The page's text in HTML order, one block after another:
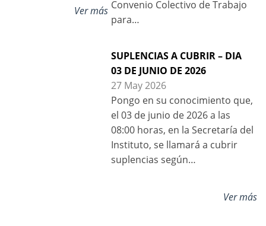
Ver más Convenio Colectivo de Trabajo
para…
SUPLENCIAS A CUBRIR – DIA
03 DE JUNIO DE 2026
27 May 2026
Pongo en su conocimiento que,
el 03 de junio de 2026 a las
08:00 horas, en la Secretaría del
Instituto, se llamará a cubrir
suplencias según…
Ver más